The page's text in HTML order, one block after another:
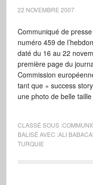
22 NOVEMBRE 2007
Communiqué de
numéro 459 de
daté du 16 au 22
première page du
Commission
tant que « success
une photo de belle
CLASSÉ SOUS :
BALISÉ AVEC :ALI
TURQUIE